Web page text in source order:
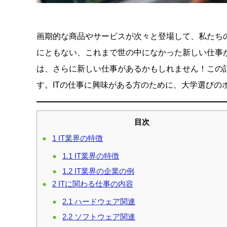
画期的な商品やサービスが次々と登場して、私た
にともない、これまで世の中になかった新しい仕
は、さらに新しい仕事があるかもしれません！こ
す。ITの仕事に興味がある方のために、大学選び
目次
1 IT業界の特徴
1.1 IT業界の特徴
1.2 IT業界の企業の例
2 ITに関わる仕事の内容
2.1 ハードウェア関連
2.2 ソフトウェア関連